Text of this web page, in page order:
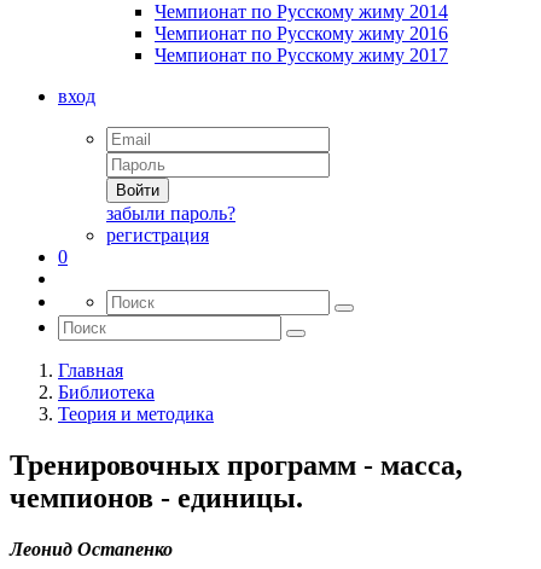
Чемпионат по Русскому жиму 2014
Чемпионат по Русскому жиму 2016
Чемпионат по Русскому жиму 2017
вход
Войти
забыли пароль?
регистрация
0
Главная
Библиотека
Теория и методика
Тренировочных программ - масса,
чемпионов - единицы.
Леонид Остапенко